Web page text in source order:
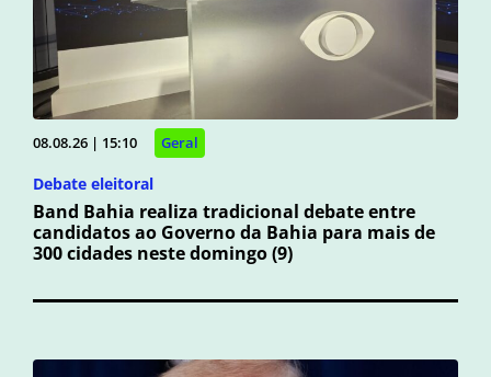
08.08.26 | 15:10 Geral
Debate eleitoral
Band Bahia realiza tradicional debate entre
candidatos ao Governo da Bahia para mais de
300 cidades neste domingo (9)